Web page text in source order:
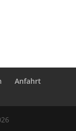
Anfahrt